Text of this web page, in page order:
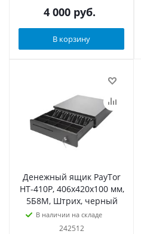
4 000 руб.
В корзину
Денежный ящик PayTor
HT-410P, 406x420x100 мм,
5Б8М, Штрих, черный
В наличии на складе
242512